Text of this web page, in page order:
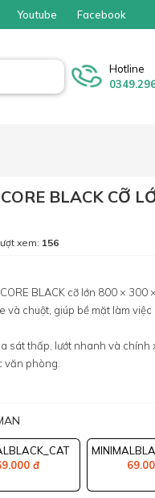
Youtube Facebook
Hotline
BLACK CỠ
xem: 156
BLACK cỡ lớn 800 × 300
và chuột, giúp bề mặt làm
sát thấp, lướt nhanh và
văn phòng.
đ